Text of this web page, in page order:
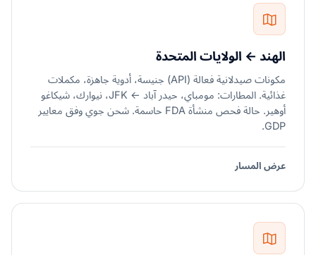
الهند ← الولايات المتحدة
مكونات صيدلانية فعالة (API) جنيسة، أدوية جاهزة، مكملات
غذائية. المطارات: مومباي، حيدر آباد ← JFK، نيوارك، شيكاغو
أوهير. حالة فحص منشأة FDA حاسمة. شحن جوي وفق معايير
GDP.
عرض المسار